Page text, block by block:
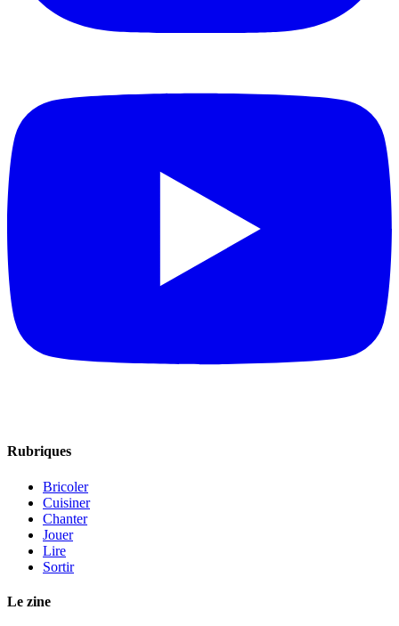
Rubriques
Bricoler
Cuisiner
Chanter
Jouer
Lire
Sortir
Le zine